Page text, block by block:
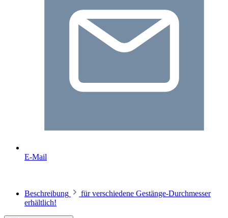
E-Mail
Beschreibung
für verschiedene Gestänge-Durchmesser
erhältlich!